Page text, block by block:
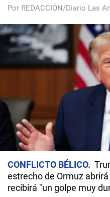
Por REDACCIÓN/Diario Las
CONFLICTO BÉLICO
estrecho de Ormuz
recibirá "un golpe muy